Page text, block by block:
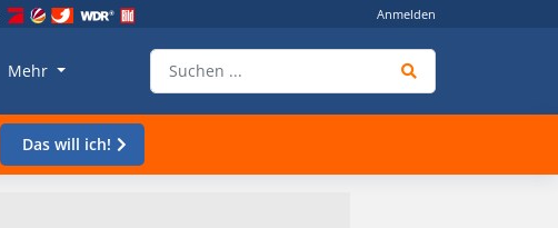
Anmelden
Mehr
Das will ich!